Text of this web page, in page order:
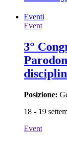
Eventi
Event
3°
Posizione:
18 - 19
Event